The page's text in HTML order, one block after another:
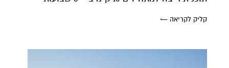
קליק לקריאה ←